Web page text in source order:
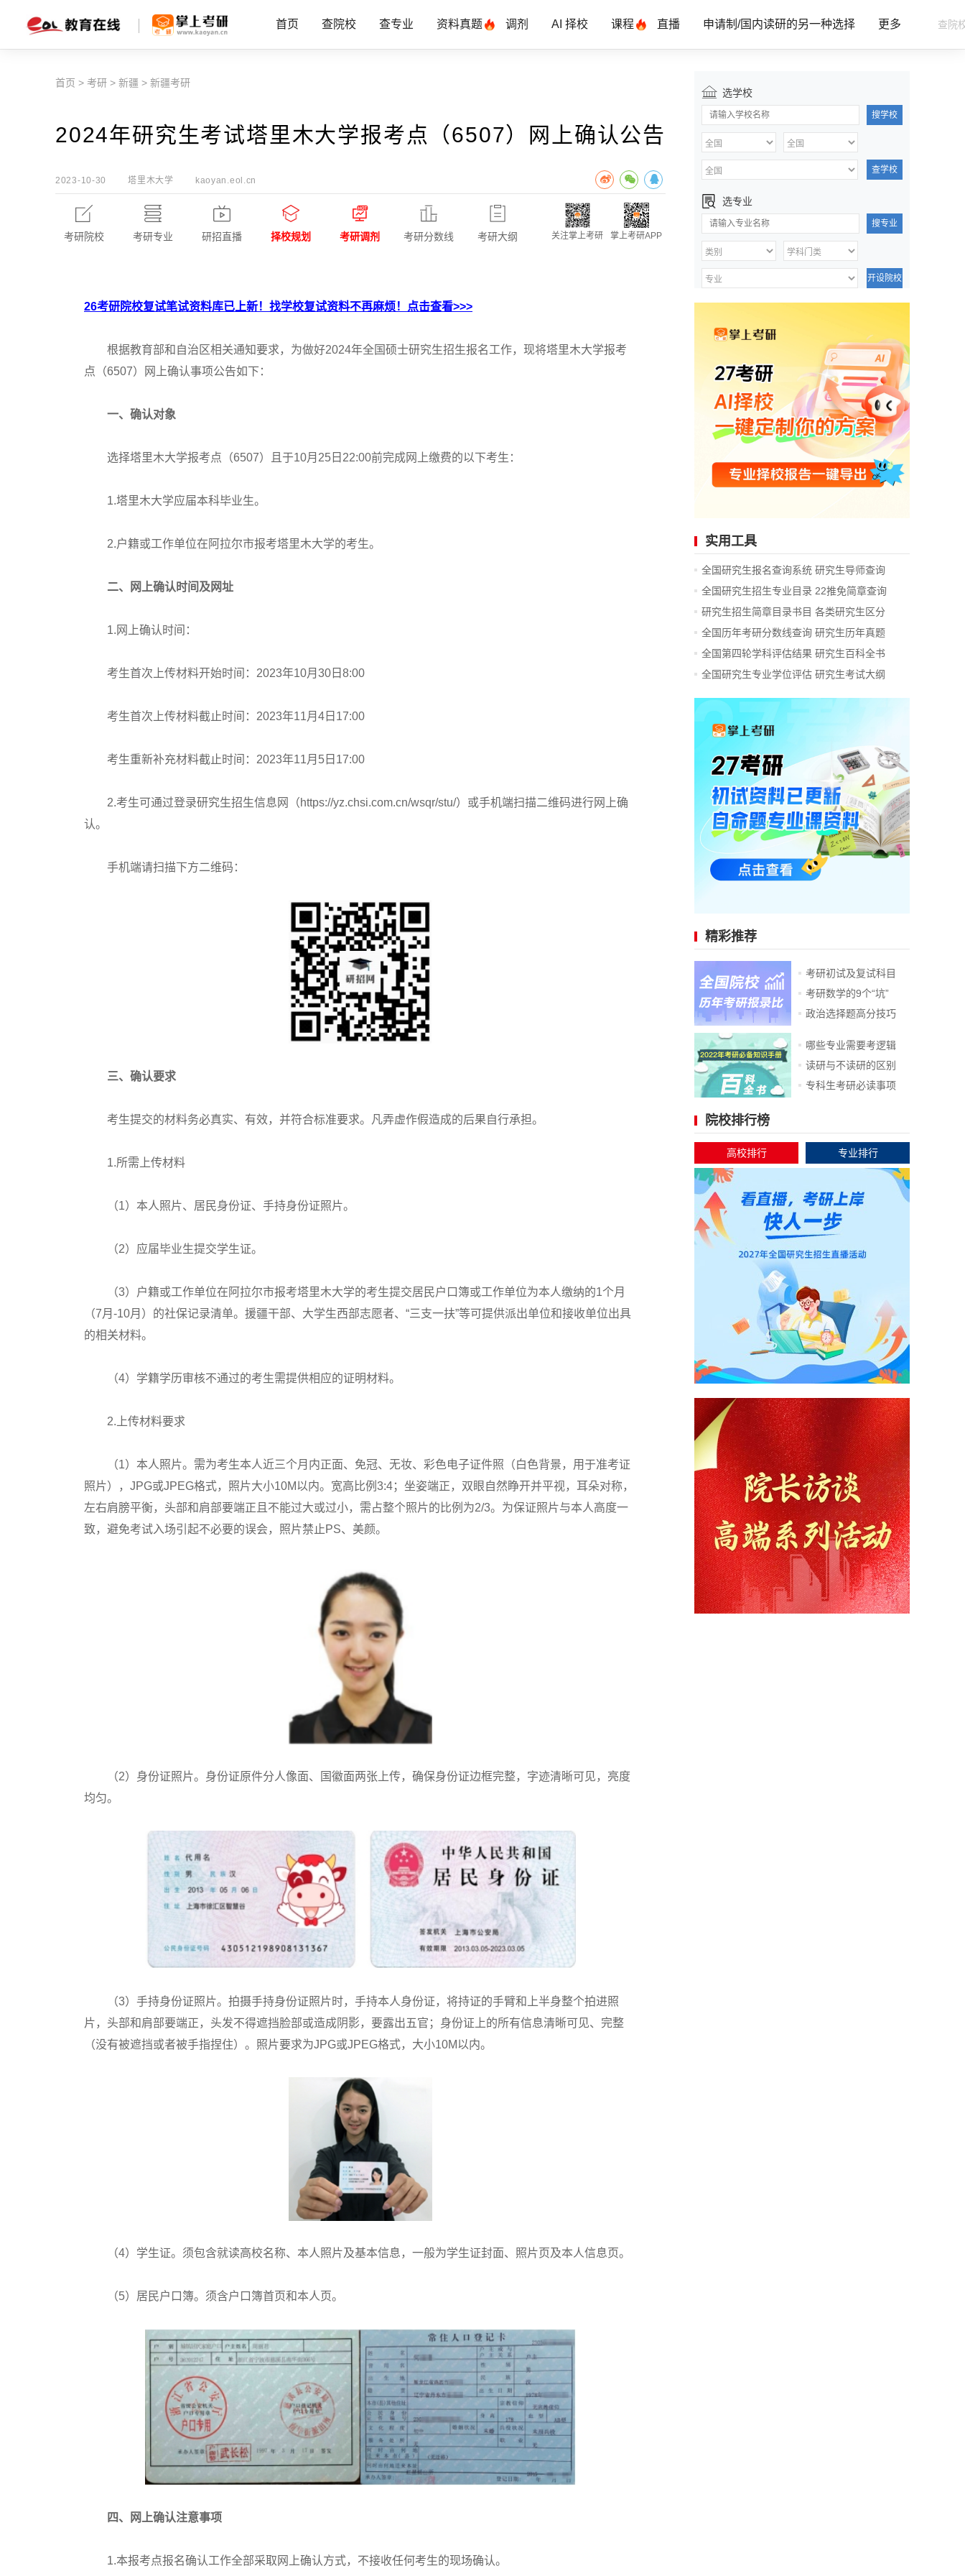
首页 查院校 查专业 资料真题 调剂 AI 择校 课程 直播 申请制/国内读研的另一种选择 更多
首页 > 考研 > 新疆 > 新疆考研
2024年研究生考试塔里木大学报考点（6507）网上确认公告
2023-10-30 塔里木大学 kaoyan.eol.cn
考研院校 考研专业 研招直播 择校规划 考研调剂 考研分数线 考研大纲 关注掌上考研 掌上考研APP
26考研院校复试笔试资料库已上新！找学校复试资料不再麻烦！点击查看>>>
根据教育部和自治区相关通知要求，为做好2024年全国硕士研究生招生报名工作，现将塔里木大学报考
点（6507）网上确认事项公告如下：
一、确认对象
选择塔里木大学报考点（6507）且于10月25日22:00前完成网上缴费的以下考生：
1.塔里木大学应届本科毕业生。
2.户籍或工作单位在阿拉尔市报考塔里木大学的考生。
二、网上确认时间及网址
1.网上确认时间：
考生首次上传材料开始时间：2023年10月30日8:00
考生首次上传材料截止时间：2023年11月4日17:00
考生重新补充材料截止时间：2023年11月5日17:00
2.考生可通过登录研究生招生信息网（https://yz.chsi.com.cn/wsqr/stu/）或手机端扫描二维码进行网上确
认。
手机端请扫描下方二维码：
三、确认要求
考生提交的材料务必真实、有效，并符合标准要求。凡弄虚作假造成的后果自行承担。
1.所需上传材料
（1）本人照片、居民身份证、手持身份证照片。
（2）应届毕业生提交学生证。
（3）户籍或工作单位在阿拉尔市报考塔里木大学的考生提交居民户口簿或工作单位为本人缴纳的1个月
（7月-10月）的社保记录清单。援疆干部、大学生西部志愿者、“三支一扶”等可提供派出单位和接收单位出具
的相关材料。
（4）学籍学历审核不通过的考生需提供相应的证明材料。
2.上传材料要求
（1）本人照片。需为考生本人近三个月内正面、免冠、无妆、彩色电子证件照（白色背景，用于准考证
照片），JPG或JPEG格式，照片大小10M以内。宽高比例3:4；坐姿端正，双眼自然睁开并平视，耳朵对称，
左右肩膀平衡，头部和肩部要端正且不能过大或过小，需占整个照片的比例为2/3。为保证照片与本人高度一
致，避免考试入场引起不必要的误会，照片禁止PS、美颜。
（2）身份证照片。身份证原件分人像面、国徽面两张上传，确保身份证边框完整，字迹清晰可见，亮度
均匀。
（3）手持身份证照片。拍摄手持身份证照片时，手持本人身份证，将持证的手臂和上半身整个拍进照
片，头部和肩部要端正，头发不得遮挡脸部或造成阴影，要露出五官；身份证上的所有信息清晰可见、完整
（没有被遮挡或者被手指捏住）。照片要求为JPG或JPEG格式，大小10M以内。
（4）学生证。须包含就读高校名称、本人照片及基本信息，一般为学生证封面、照片页及本人信息页。
（5）居民户口簿。须含户口簿首页和本人页。
四、网上确认注意事项
1.本报考点报名确认工作全部采取网上确认方式，不接收任何考生的现场确认。
选学校
搜学校
查学校
选专业
搜专业
开设院校
实用工具
全国研究生报名查询系统 研究生导师查询
全国研究生招生专业目录 22推免简章查询
研究生招生简章目录书目 各类研究生区分
全国历年考研分数线查询 研究生历年真题
全国第四轮学科评估结果 研究生百科全书
全国研究生专业学位评估 研究生考试大纲
精彩推荐
考研初试及复试科目
考研数学的9个“坑”
政治选择题高分技巧
哪些专业需要考逻辑
读研与不读研的区别
专科生考研必读事项
院校排行榜
高校排行 专业排行